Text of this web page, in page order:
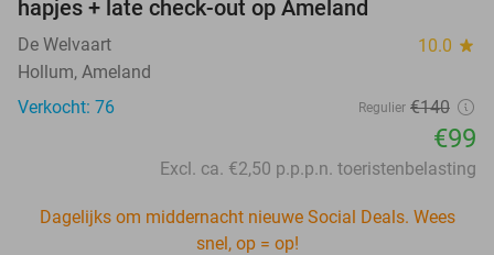
hapjes + late check-out op Ameland
De Welvaart 10.0 star
Hollum, Ameland
Verkocht: 76
Regulier €140
€99
Excl. ca. €2,50 p.p.p.n. toeristenbelasting
Dagelijks om middernacht nieuwe Social Deals. Wees
snel, op = op!